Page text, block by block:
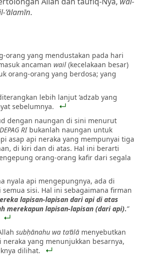
‘ālamīn.
orang yang mendustakan pada hari
ancaman wail (kecelakaan besar)
orang-orang yang berdosa; yang
lebih lanjut ‘adzab yang
sebelumnya.
dengan naungan di sini menurut
DEPAG RI bukanlah naungan untuk
asap api neraka yang mempunyai tiga
di kiri dan di atas. Hal ini berarti
orang-orang kafir dari segala
nyala api mengepungnya, ada di
sisi. Hal ini sebagaimana firman
lapisan-lapisan dari api di atas
merekapun lapisan-lapisan (dari api).”
subḥānahu wa ta‘ālā menyebutkan
neraka yang menunjukkan besarnya,
dilihat.